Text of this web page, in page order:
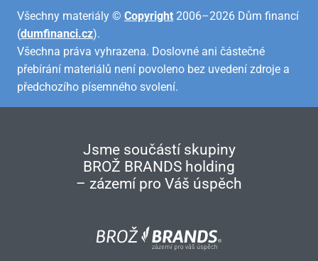
Všechny materiály © Copyright 2006–2026 Dům financí
(dumfinanci.cz).
Všechna práva vyhrazena. Doslovné ani částečné
přebírání materiálů není povoleno bez uvedení zdroje a
předchozího písemného svolení.
Jsme součástí skupiny
BROŽ BRANDS holding
– zázemí pro Váš úspěch